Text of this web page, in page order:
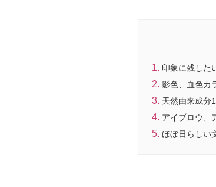
印象に残した
影色、血色カ
天然由来成分
アイブロウ、
ほぼ日らしい